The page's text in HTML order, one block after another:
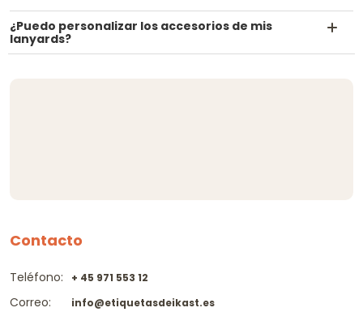
¿Puedo personalizar los accesorios de mis
lanyards?
Contacto
Teléfono:
Correo:
+ 45 971 553 12
info@etiquetasdeikast.es